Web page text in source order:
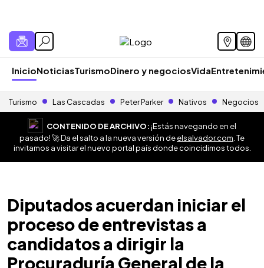
InicioNoticiasTurismoDinero y negociosVida
Turismo Las Cascadas Peter Parker Nativos Negocios
CONTENIDO DE ARCHIVO:¡Estás navegando en el
pasado! 🚀 Da el salto a la nueva versión deelsalvador.com . Te
invitamos a visitar el nuevo portal país donde coincidimos todos.
Diputados acuerdan iniciar el
proceso de entrevistas a
candidatos a dirigir la
Procuraduría General de la